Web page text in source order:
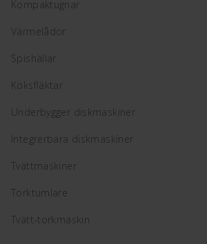
Kompaktugnar
Värmelådor
Spishällar
Köksfläktar
Underbygger diskmaskiner
Integrerbara diskmaskiner
Tvättmaskiner
Torktumlare
Tvätt-torkmaskin